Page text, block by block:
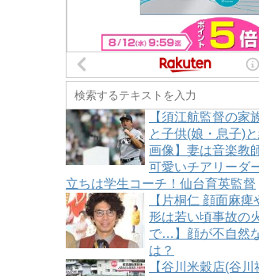
【須江航監督の家
と子供(娘・息子)
画像】妻は音楽教
可愛いチアリーダ
立ちは学生コーチ！仙台育英監督
【片桐仁 顔面麻痺
形は若い頃事故の
で…】顔が不自然
は？
【谷川米穀店(谷川